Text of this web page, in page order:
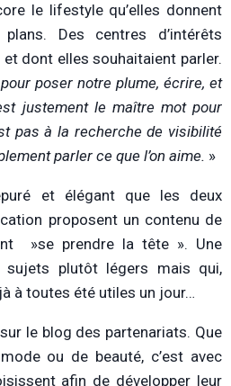
le lifestyle qu’elles donnent
Des centres d’intérêts
et dont elles souhaitaient parler.
poser notre plume, écrire, et
justement le maître mot pour
pas à la recherche de visibilité
parler ce que l’on aime. »
et élégant que les deux
proposent un contenu de
»se prendre la tête ». Une
plutôt légers mais qui,
à toutes été utiles un jour…
le blog des partenariats. Que
ou de beauté, c’est avec
afin de développer leur